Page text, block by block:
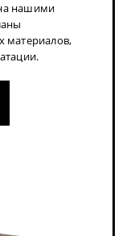
нашими
материалов,